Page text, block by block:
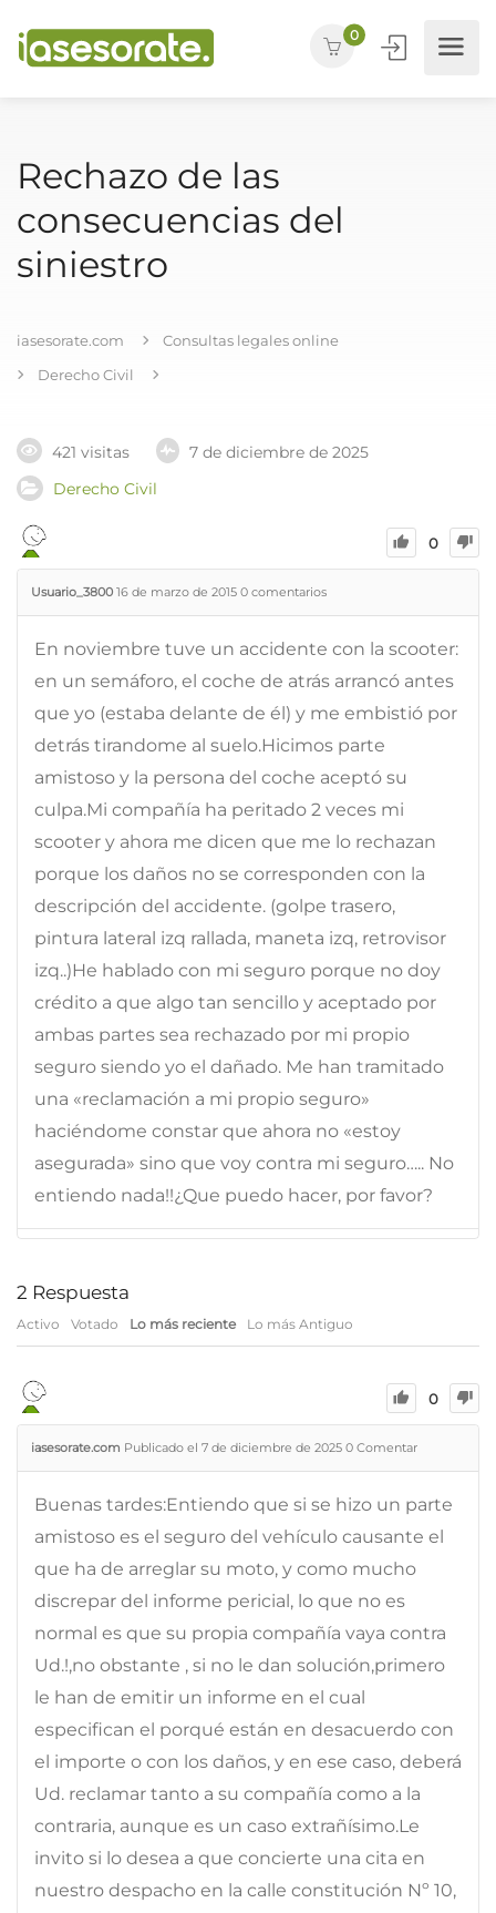
0
Rechazo de las
consecuencias del
siniestro
iasesorate.com
Consultas legales online
Derecho Civil
421 visitas
7 de diciembre de 2025
Derecho Civil
0
Usuario_3800 16 de marzo de 2015 0 comentarios
En noviembre tuve un accidente con la scooter:
en un semáforo, el coche de atrás arrancó antes
que yo (estaba delante de él) y me embistió por
detrás tirandome al suelo.Hicimos parte
amistoso y la persona del coche aceptó su
culpa.Mi compañía ha peritado 2 veces mi
scooter y ahora me dicen que me lo rechazan
porque los daños no se corresponden con la
descripción del accidente. (golpe trasero,
pintura lateral izq rallada, maneta izq, retrovisor
izq..)He hablado con mi seguro porque no doy
crédito a que algo tan sencillo y aceptado por
ambas partes sea rechazado por mi propio
seguro siendo yo el dañado. Me han tramitado
una «reclamación a mi propio seguro»
haciéndome constar que ahora no «estoy
asegurada» sino que voy contra mi seguro….. No
entiendo nada!!¿Que puedo hacer, por favor?
2 Respuesta
Activo Votado Lo más reciente Lo más Antiguo
0
iasesorate.com Publicado el 7 de diciembre de 2025 0 Comentar
Buenas tardes:Entiendo que si se hizo un parte
amistoso es el seguro del vehículo causante el
que ha de arreglar su moto, y como mucho
discrepar del informe pericial, lo que no es
normal es que su propia compañía vaya contra
Ud.!,no obstante , si no le dan solución,primero
le han de emitir un informe en el cual
especifican el porqué están en desacuerdo con
el importe o con los daños, y en ese caso, deberá
Ud. reclamar tanto a su compañía como a la
contraria, aunque es un caso extrañísimo.Le
invito si lo desea a que concierte una cita en
nuestro despacho en la calle constitución Nº 10,